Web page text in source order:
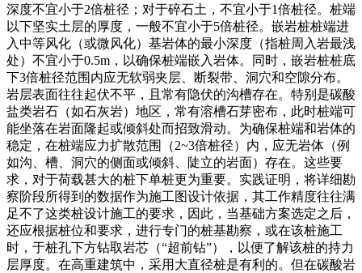
深度不宜小于2倍桩径；对于碎石土，不宜小于1倍桩径。桩端
以下坚实土层的厚度，一般不宜小于5倍桩径。嵌岩桩桩端进
入中等风化（或微风化）基岩体的最小深度（指桩周入岩最浅
处）不宜小于0.5m，以确保桩端嵌入岩体。同时，嵌岩桩桩底
下3倍桩径范围内应无软弱夹层、断裂带、洞穴和空隙分布。
岩层表面往往起伏不平，且常有隐伏的沟槽存在。特别是碳酸
盐类岩石（如石灰岩）地区，常有溶槽石芽密布，此时桩端可
能坐落在岩面隆起或倾斜处而招致滑动。为确保桩端和岩体的
稳定，在桩端应力扩散范围（2~3倍桩径）内，应无岩体（例
如沟、槽、洞穴的侧面或倾斜、陡立的岩面）存在。这些要
求，对于荷载甚大的桩下单桩更为重要。实践证明，将详细勘
察阶段所得到的数据作为施工图设计依据，其工作精度往往满
足不了这类桩设计施工的要求，因此，当基础方案选定之后，
还应根据桩位和要求，进行专门的桩基勘察，或在该桩施工
时，于桩孔下方钻取岩芯（“超前钻”），以便了解该桩的持力
层厚度。在高重建筑中，采用大直径桩是有利的。但在碳酸岩